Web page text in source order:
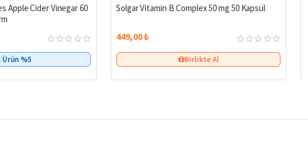
Apple Cider Vinegar 60
Ürün %5
Solgar Vitamin B Complex 50 mg 50 Kapsül
449,00 ₺
Birlikte Al